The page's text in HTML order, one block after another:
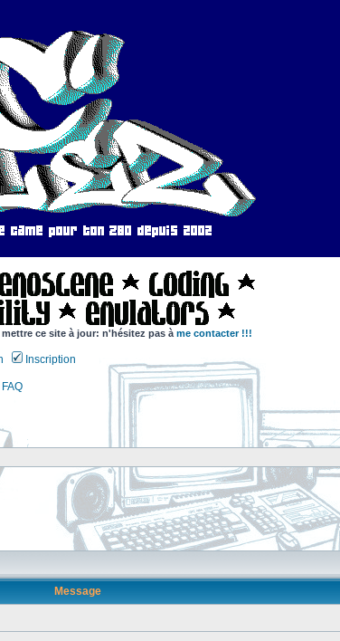
ce site à jour: n'hésitez pas à me contacter !!!
Inscription
FAQ
Message